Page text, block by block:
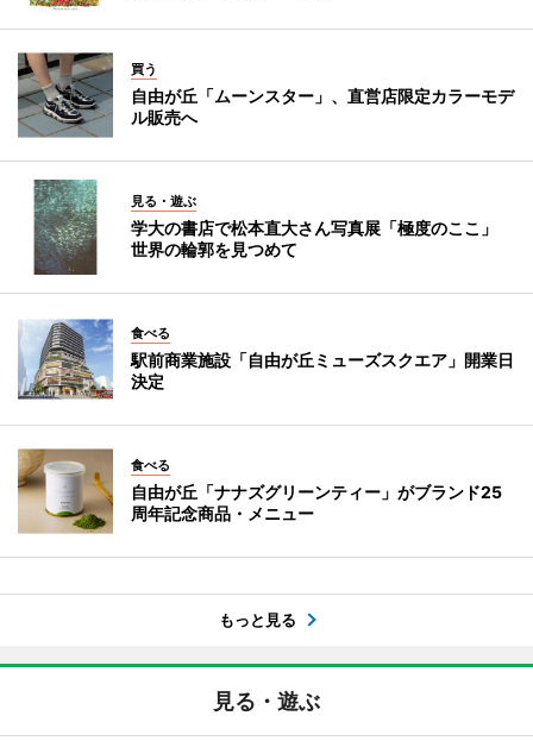
買う
自由が丘「ムーンスター」、直営店限定カラーモデ
ル販売へ
見る・遊ぶ
学大の書店で松本直大さん写真展「極度のここ」
世界の輪郭を見つめて
食べる
駅前商業施設「自由が丘ミューズスクエア」開業日
決定
食べる
自由が丘「ナナズグリーンティー」がブランド25
周年記念商品・メニュー
もっと見る
見る・遊ぶ